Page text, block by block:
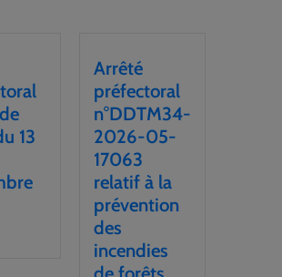
13
Arrêté
préfectoral
n°DDTM34-
2026-05-
17063
relatif à la
prévention
des
incendies